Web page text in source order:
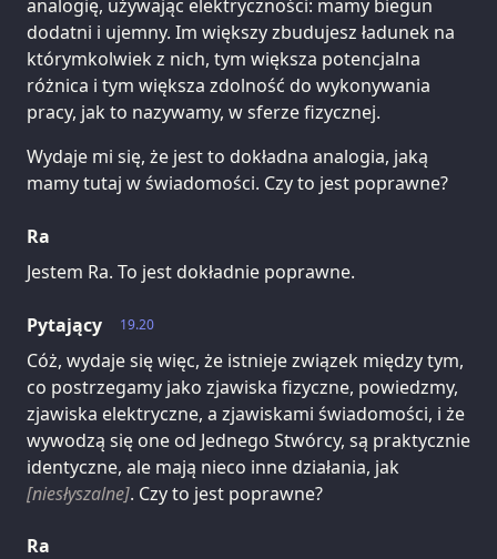
analogię, używając elektryczności: mamy biegun
dodatni i ujemny. Im większy zbudujesz ładunek na
którymkolwiek z nich, tym większa potencjalna
różnica i tym większa zdolność do wykonywania
pracy, jak to nazywamy, w sferze fizycznej.
Wydaje mi się, że jest to dokładna analogia, jaką
mamy tutaj w świadomości. Czy to jest poprawne?
Ra
Jestem Ra. To jest dokładnie poprawne.
19.20
Pytający
Cóż, wydaje się więc, że istnieje związek między tym,
co postrzegamy jako zjawiska fizyczne, powiedzmy,
zjawiska elektryczne, a zjawiskami świadomości, i że
wywodzą się one od Jednego Stwórcy, są praktycznie
identyczne, ale mają nieco inne działania, jak
[niesłyszalne]. Czy to jest poprawne?
Ra